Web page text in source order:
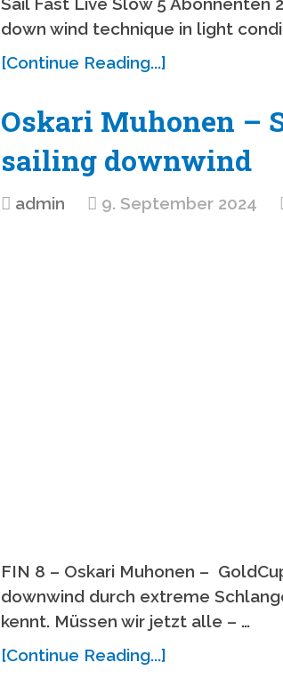
down wind technique in light
[Continue Reading...]
Oskari Muhonen –
sailing downwind
admin 9. September 2024
FIN 8 – Oskari Muhonen –
downwind durch extreme
kennt. Müssen wir jetzt alle – …
[Continue Reading...]